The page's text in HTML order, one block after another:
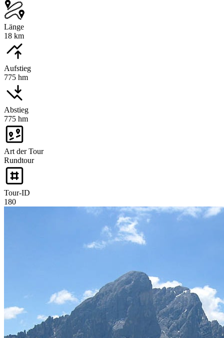
Länge
18 km
Aufstieg
775 hm
Abstieg
775 hm
Art der Tour
Rundtour
Tour-ID
180